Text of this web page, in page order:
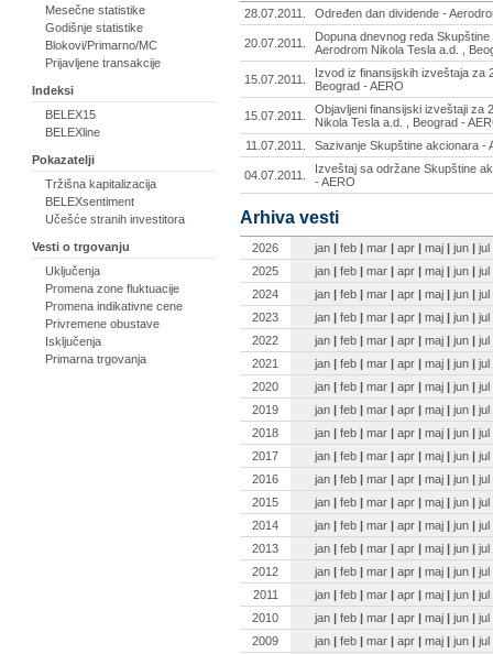
Mesečne statistike
Godišnje statistike
Blokovi/Primarno/MC
Prijavljene transakcije
Indeksi
BELEX15
BELEXline
Pokazatelji
Tržišna kapitalizacija
BELEXsentiment
Učešće stranih investitora
Vesti o trgovanju
Uključenja
Promena zone fluktuacije
Promena indikativne cene
Privremene obustave
Isključenja
Primarna trgovanja
28.07.2011. Određen dan dividende -
20.07.2011.
Dopuna dnevnog reda
Aerodrom Nikola Tesla a.d. ,
15.07.2011.
Izvod iz finansijskih izveštaja za
Beograd - AERO
15.07.2011.
Objavljeni finansijski izveštaji za
Nikola Tesla a.d. , Beograd -
11.07.2011.
Sazivanje Skupštine akcionara -
04.07.2011.
Izveštaj sa održane Skupštine
- AERO
Arhiva vesti
2026 jan | feb | mar | apr | maj | jun | jul
2025
jan | feb | mar | apr | maj | jun | jul
2024
jan | feb | mar | apr | maj | jun | jul
2023
jan | feb | mar | apr | maj | jun | jul
2022
jan | feb | mar | apr | maj | jun | jul
2021
jan | feb | mar | apr | maj | jun | jul
2020
jan | feb | mar | apr | maj | jun | jul
2019
jan | feb | mar | apr | maj | jun | jul
2018
jan | feb | mar | apr | maj | jun | jul
2017
jan | feb | mar | apr | maj | jun | jul
2016
jan | feb | mar | apr | maj | jun | jul
2015
jan | feb | mar | apr | maj | jun | jul
2014
jan | feb | mar | apr | maj | jun | jul
2013
jan | feb | mar | apr | maj | jun | jul
2012
jan | feb | mar | apr | maj | jun | jul
2011
jan | feb | mar | apr | maj | jun | jul
2010
jan | feb | mar | apr | maj | jun | jul
2009
jan | feb | mar | apr | maj | jun | jul